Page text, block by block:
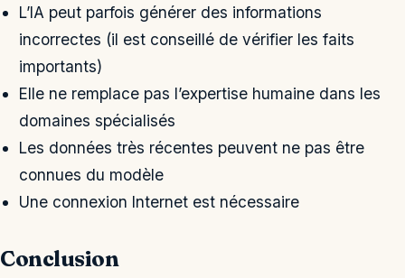
L’IA peut parfois générer des informations
incorrectes (il est conseillé de vérifier les faits
importants)
Elle ne remplace pas l’expertise humaine dans les
domaines spécialisés
Les données très récentes peuvent ne pas être
connues du modèle
Une connexion Internet est nécessaire
Conclusion